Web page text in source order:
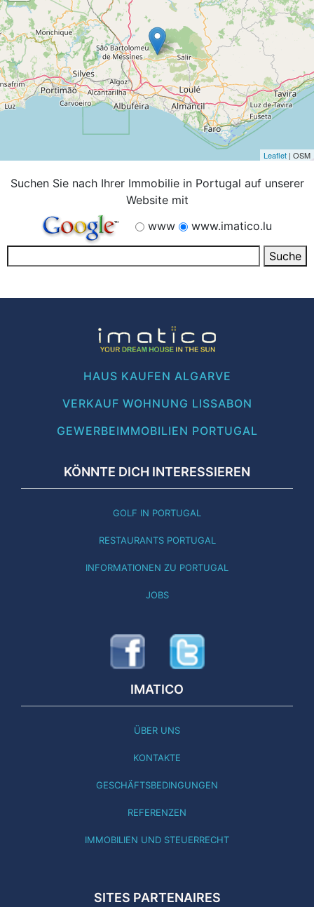
Leaflet | OSM
Suchen Sie nach Ihrer Immobilie in Portugal auf unserer
Website mit
www
www.imatico.lu
HAUS KAUFEN ALGARVE
VERKAUF WOHNUNG LISSABON
GEWERBEIMMOBILIEN PORTUGAL
KÖNNTE DICH INTERESSIEREN
GOLF IN PORTUGAL
RESTAURANTS PORTUGAL
INFORMATIONEN ZU PORTUGAL
JOBS
IMATICO
ÜBER UNS
KONTAKTE
GESCHÄFTSBEDINGUNGEN
REFERENZEN
IMMOBILIEN UND STEUERRECHT
SITES PARTENAIRES